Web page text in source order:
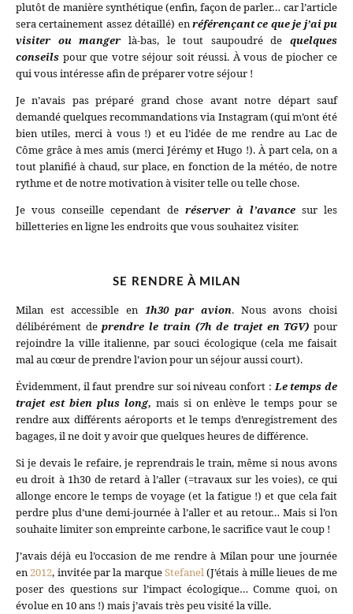
plutôt de manière synthétique (enfin, façon de parler… car l’article
sera certainement assez détaillé) enréférençant ce que je j’ai pu
visiter ou manger là-bas, le tout saupoudré de quelques
conseils pour que votre séjour soit réussi. À vous de piocher ce
qui vous intéresse afin de préparer votre séjour !
Je n’avais pas préparé grand chose avant notre départ sauf
demandé quelques recommandations via Instagram (qui m’ont été
bien utiles, merci à vous !) et eu l’idée de me rendre au Lac de
Côme grâce à mes amis (merci Jérémy et Hugo !). À part cela, on a
tout planifié à chaud, sur place, en fonction de la météo, de notre
rythme et de notre motivation à visiter telle ou telle chose.
Je vous conseille cependant de réserver à l’avance sur les
billetteries en ligne les endroits que vous souhaitez visiter.
SE RENDRE À MILAN
Milan est accessible en 1h30 par avion. Nous avons choisi
délibérément deprendre le train (7h de trajet en TGV) pour
rejoindre la ville italienne, par souci écologique (cela me faisait
mal au cœur de prendre l’avion pour un séjour aussi court).
Évidemment, il faut prendre sur soi niveau confort :Le temps de
trajet est bien plus long, mais si on enlève le temps pour se
rendre aux différents aéroports et le temps d’enregistrement des
bagages, il ne doit y avoir que quelques heures de différence.
Si je devais le refaire, je reprendrais le train, même si nous avons
eu droit à 1h30 de retard à l’aller (=travaux sur les voies), ce qui
allonge encore le temps de voyage (et la fatigue !) et que cela fait
perdre plus d’une demi-journée à l’aller et au retour… Mais si l’on
souhaite limiter son empreinte carbone, le sacrifice vaut le coup !
J’avais déjà eu l’occasion de me rendre à Milan pour une journée
en2012, invitée par la marqueStefanel(J’étais à mille lieues de me
poser des questions sur l’impact écologique… Comme quoi, on
évolue en 10 ans !) mais j’avais très peu visité la ville.